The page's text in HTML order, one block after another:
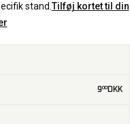
stand. Tilføj kortet til din
900DKK